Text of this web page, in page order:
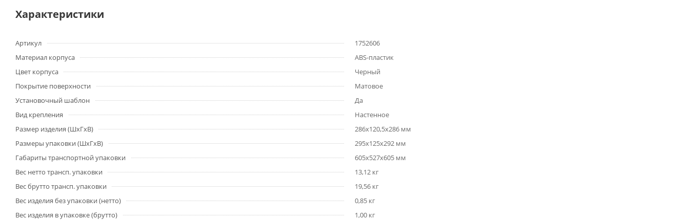
Характеристики
Артикул
1752606
Материал корпуса
ABS-пластик
Цвет корпуса
Черный
Покрытие поверхности
Матовое
Установочный шаблон
Да
Вид крепления
Настенное
Размер изделия (ШхГхВ)
286х120,5х286 мм
Размеры упаковки (ШхГхВ)
295х125х292 мм
Габариты транспортной упаковки
605х527х605 мм
Вес нетто трансп. упаковки
13,12 кг
Вес брутто трансп. упаковки
19,56 кг
Вес изделия без упаковки (нетто)
0,85 кг
Вес изделия в упаковке (брутто)
1,00 кг